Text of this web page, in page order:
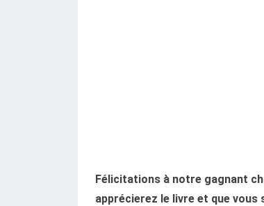
Félicitations à notre gagnant
apprécierez le livre et que